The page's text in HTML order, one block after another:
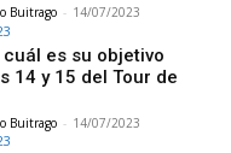
Buitrago - 14/07/2023
es su objetivo
14 y 15 del Tour de
Buitrago - 14/07/2023